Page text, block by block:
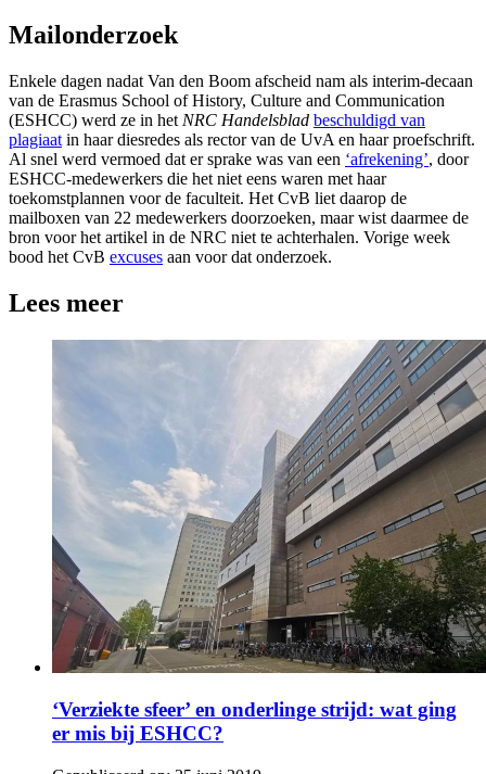
Mailonderzoek
Enkele dagen nadat Van den Boom afscheid nam als interim-decaan
van de Erasmus School of History, Culture and Communication
(ESHCC) werd ze in het NRC Handelsblad beschuldigd van
plagiaat in haar diesredes als rector van de UvA en haar proefschrift.
Al snel werd vermoed dat er sprake was van een ‘afrekening’, door
ESHCC-medewerkers die het niet eens waren met haar
toekomstplannen voor de faculteit. Het CvB liet daarop de
mailboxen van 22 medewerkers doorzoeken, maar wist daarmee de
bron voor het artikel in de NRC niet te achterhalen. Vorige week
bood het CvB excuses aan voor dat onderzoek.
Lees meer
‘Verziekte sfeer’ en onderlinge strijd: wat ging
er mis bij ESHCC?